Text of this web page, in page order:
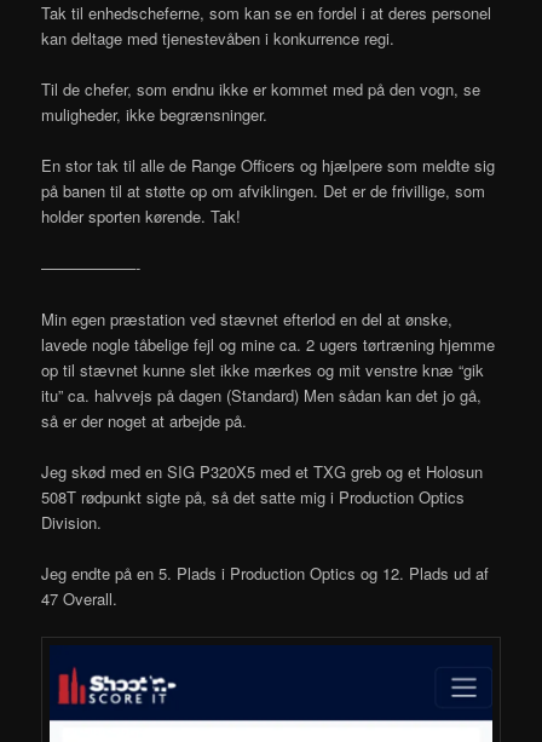
Tak til enhedscheferne, som kan se en fordel i at deres personel
kan deltage med tjenestevåben i konkurrence regi.
Til de chefer, som endnu ikke er kommet med på den vogn, se
muligheder, ikke begrænsninger.
En stor tak til alle de Range Officers og hjælpere som meldte sig
på banen til at støtte op om afviklingen. Det er de frivillige, som
holder sporten kørende. Tak!
——————-
Min egen præstation ved stævnet efterlod en del at ønske,
lavede nogle tåbelige fejl og mine ca. 2 ugers tørtræning hjemme
op til stævnet kunne slet ikke mærkes og mit venstre knæ “gik
itu” ca. halvvejs på dagen (Standard) Men sådan kan det jo gå,
så er der noget at arbejde på.
Jeg skød med en SIG P320X5 med et TXG greb og et Holosun
508T rødpunkt sigte på, så det satte mig i Production Optics
Division.
Jeg endte på en 5. Plads i Production Optics og 12. Plads ud af
47 Overall.